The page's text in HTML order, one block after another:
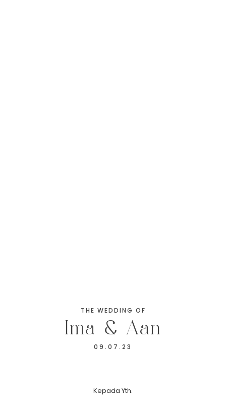
THE WEDDING OF
Ima & Aan
09.07.23
Kepada Yth.
THE WEDDING OF
Ima & Aan
09.07.23